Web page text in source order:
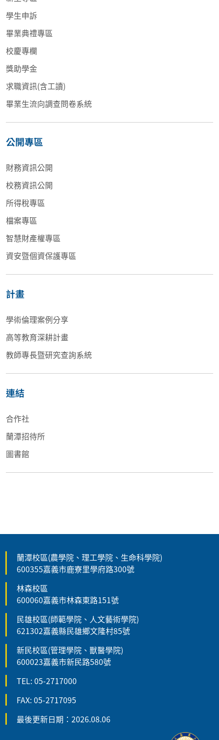
學生申訴
畢業典禮專區
校慶專欄
獎助學金
求職資訊(含工讀)
畢業生流向調查問卷系統
公開專區
財務資訊公開
校務資訊公開
所得稅專區
檔案專區
智慧財產權專區
資安暨個資保護專區
計畫
學術倫理案例分享
高等教育深耕計畫
教師專長暨研究查詢系統
連結
合作社
蘭潭招待所
圖書館
蘭潭校區(農學院、理工學院、生命科學院)
600355嘉義市鹿寮里學府路300號
林森校區
600060嘉義市林森東路151號
民雄校區(師範學院、人文藝術學院)
621302嘉義縣民雄鄉文隆村85號
新民校區(管理學院、獸醫學院)
600023嘉義市新民路580號
TEL: 05-2717000
FAX: 05-2717095
最後更新日期：2026.08.06